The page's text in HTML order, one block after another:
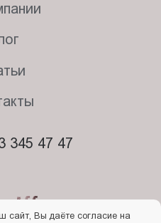
345 47 47
сайт, Вы даёте согласие на